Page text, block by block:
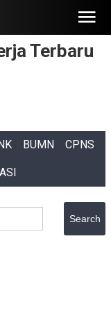
Terbaru
BUMN CPNS